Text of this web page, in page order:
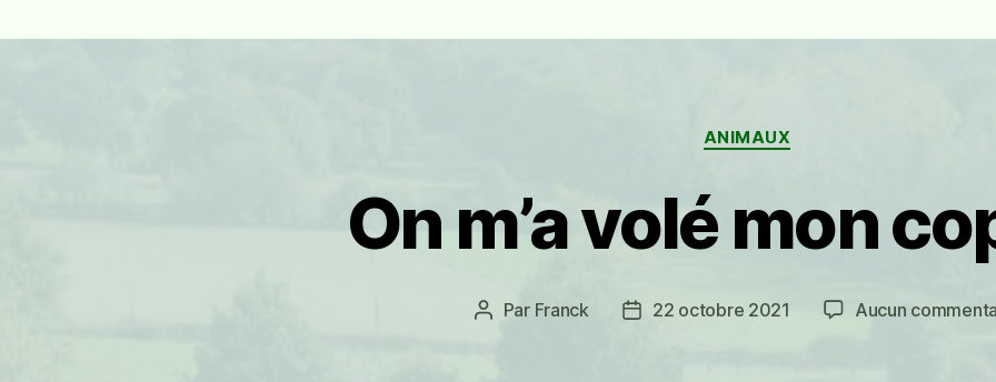
Catégories
ANIMAUX
On m’a volé mon
Auteur
Par Franck
Date22 octobre 2021 Aucun